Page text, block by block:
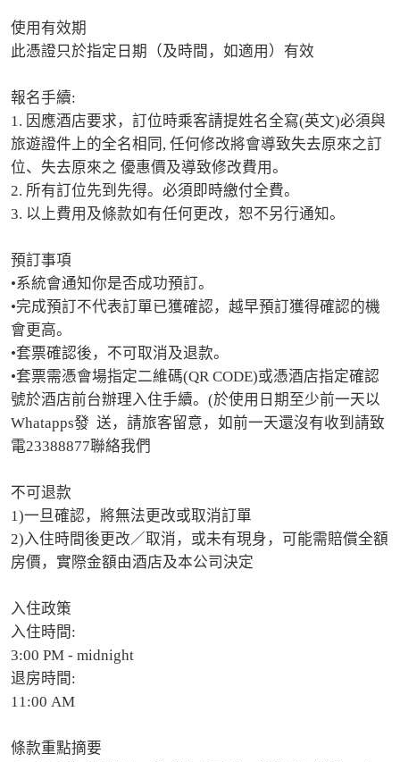
使用有效期
此憑證只於指定日期（及時間，如適用）有效
報名手續:
1. 因應酒店要求，訂位時乘客請提姓名全寫(英文)必須與
旅遊證件上的全名相同, 任何修改將會導致失去原來之訂
位、失去原來之 優惠價及導致修改費用。
2. 所有訂位先到先得。必須即時繳付全費。
3. 以上費用及條款如有任何更改，恕不另行通知。
預訂事項
•系統會通知你是否成功預訂。
•完成預訂不代表訂單已獲確認，越早預訂獲得確認的機
會更高。
•套票確認後，不可取消及退款。
•套票需憑會場指定二維碼(QR CODE)或憑酒店指定確認
號於酒店前台辦理入住手續。(於使用日期至少前一天以
Whatapps發  送，請旅客留意，如前一天還沒有收到請致
電23388877聯絡我們
不可退款
1)一旦確認，將無法更改或取消訂單
2)入住時間後更改／取消，或未有現身，可能需賠償全額
房價，實際金額由酒店及本公司決定
入住政策
入住時間:
3:00 PM - midnight
退房時間:
11:00 AM
條款重點摘要